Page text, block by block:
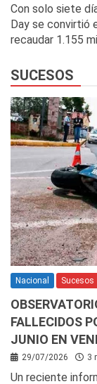
Con solo siete
Day se convirtió
recaudar 1.155
SUCESOS
Nacional Sucesos
FALLECIDOS
JUNIO EN
29/07/2026 3
Un reciente